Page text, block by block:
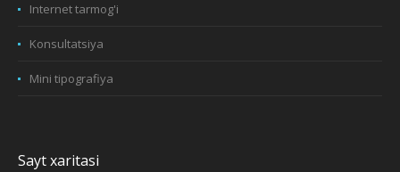
Internet tarmog'i
Konsultatsiya
Mini tipografiya
Sayt xaritasi